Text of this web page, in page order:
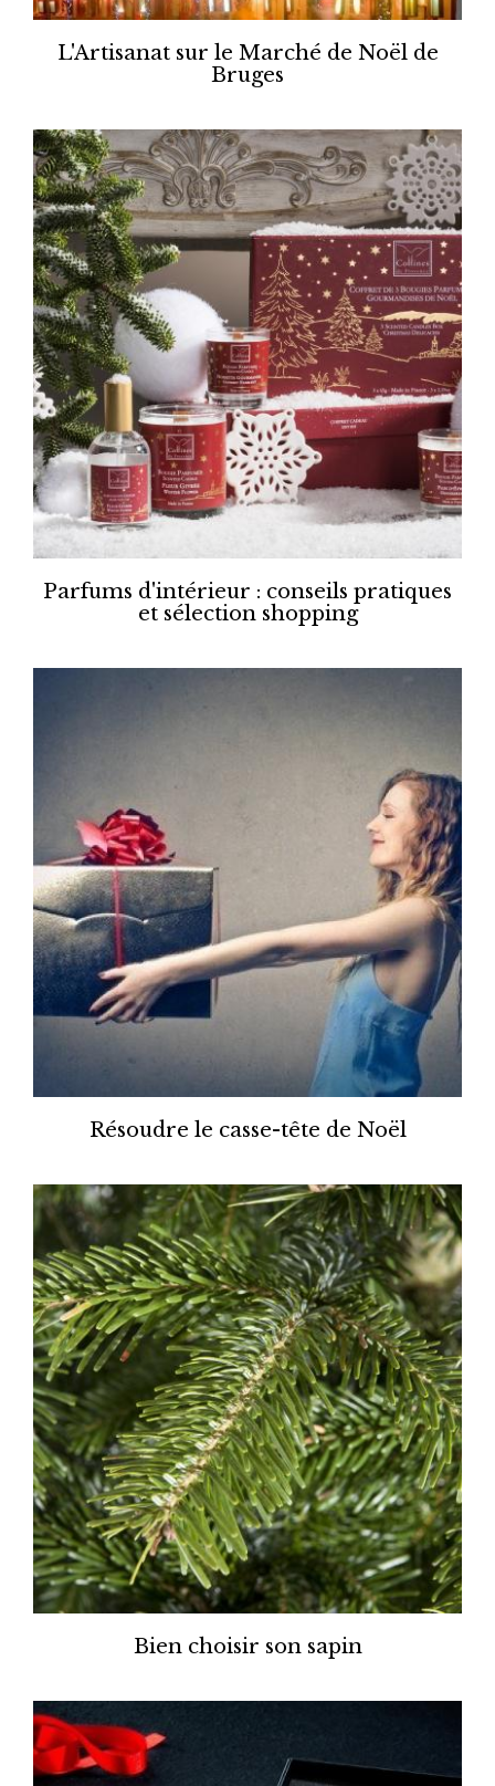
L'Artisanat sur le Marché de Noël de
Bruges
Parfums d'intérieur : conseils pratiques
et sélection shopping
Résoudre le casse-tête de Noël
Bien choisir son sapin